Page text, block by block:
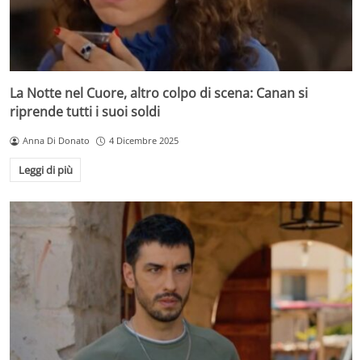
La Notte nel Cuore, altro colpo di scena: Canan si
riprende tutti i suoi soldi
Anna Di Donato 4 Dicembre 2025
Leggi di più